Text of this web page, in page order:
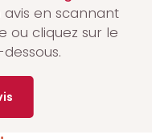
avis en scannant
ou cliquez sur le